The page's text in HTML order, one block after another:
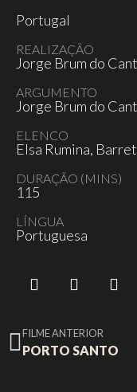
Portugal
REALIZAÇÃO
Jorge Brum do
ARGUMENTO
Jorge Brum do
ELENCO
Elsa Rumina,
DURAÇÃO (MINS)
115
LÍNGUA
Portuguesa
FILME ANTERIOR
PORTO SANTO